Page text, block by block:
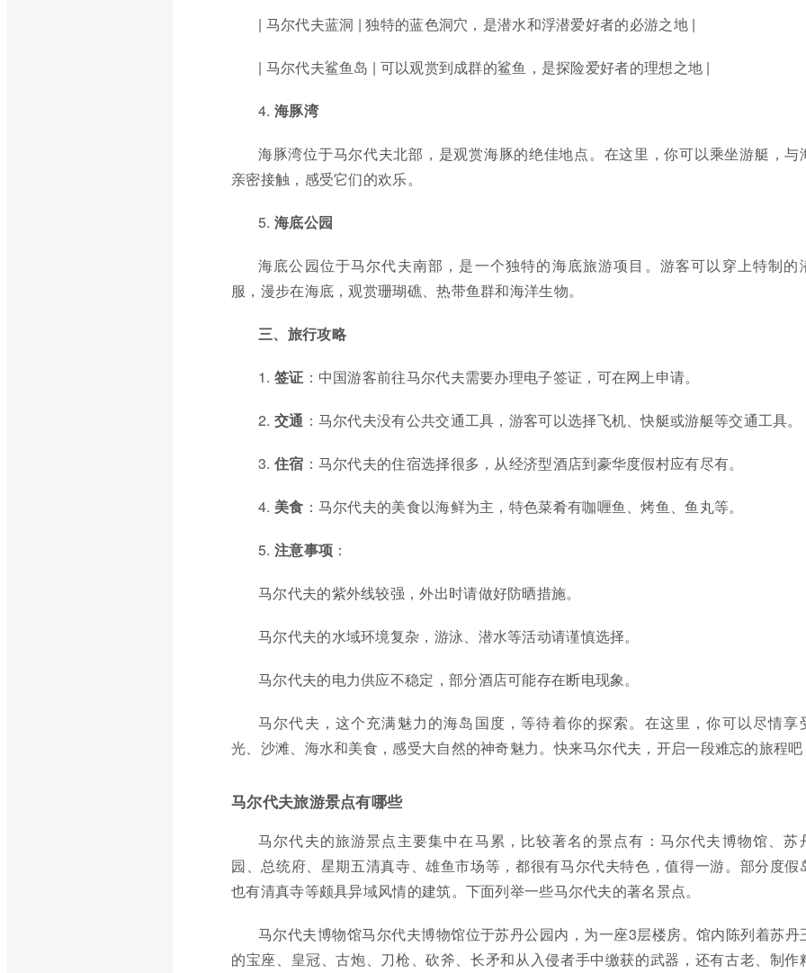
| 马尔代夫蓝洞 | 独特的蓝色洞穴，是潜水和浮潜爱好者的必游之地 |
| 马尔代夫鲨鱼岛 | 可以观赏到成群的鲨鱼，是探险爱好者的理想之地 |
4. 海豚湾
海豚湾位于马尔代夫北部，是观赏海豚的绝佳地点。在这里，你可以乘坐游艇，与
亲密接触，感受它们的欢乐。
5. 海底公园
海底公园位于马尔代夫南部，是一个独特的海底旅游项目。游客可以穿上特制的
服，漫步在海底，观赏珊瑚礁、热带鱼群和海洋生物。
三、旅行攻略
1. 签证 ：中国游客前往马尔代夫需要办理电子签证，可在网上申请。
2. 交通 ：马尔代夫没有公共交通工具，游客可以选择飞机、快艇或游艇等交通工具。
3. 住宿 ：马尔代夫的住宿选择很多，从经济型酒店到豪华度假村应有尽有。
4. 美食 ：马尔代夫的美食以海鲜为主，特色菜肴有咖喱鱼、烤鱼、鱼丸等。
5. 注意事项 ：
马尔代夫的紫外线较强，外出时请做好防晒措施。
马尔代夫的水域环境复杂，游泳、潜水等活动请谨慎选择。
马尔代夫的电力供应不稳定，部分酒店可能存在断电现象。
马尔代夫，这个充满魅力的海岛国度，等待着你的探索。在这里，你可以尽情享
光、沙滩、海水和美食，感受大自然的神奇魅力。快来马尔代夫，开启一段难忘的旅程
马尔代夫旅游景点有哪些
马尔代夫的旅游景点主要集中在马累，比较著名的景点有：马尔代夫博物馆、苏
园、总统府、星期五清真寺、雄鱼市场等，都很有马尔代夫特色，值得一游。部分度假
也有清真寺等颇具异域风情的建筑。下面列举一些马尔代夫的著名景点。
马尔代夫博物馆马尔代夫博物馆位于苏丹公园内，为一座3层楼房。馆内陈列着苏丹
的宝座、皇冠、古炮、刀枪、砍斧、长矛和从入侵者手中缴获的武器，还有古老、制作